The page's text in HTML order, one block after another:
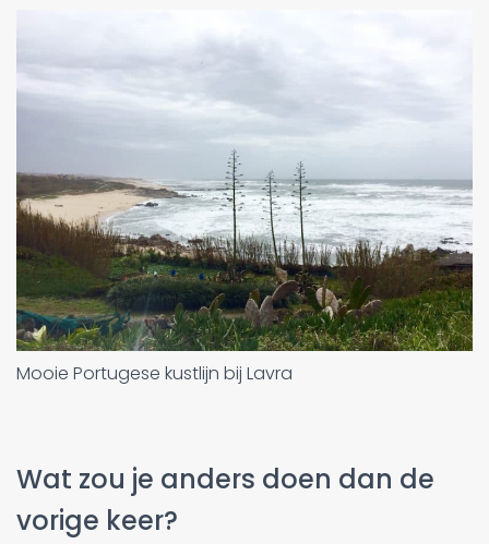
Mooie Portugese kustlijn bij Lavra
Wat zou je anders doen dan de
vorige keer?